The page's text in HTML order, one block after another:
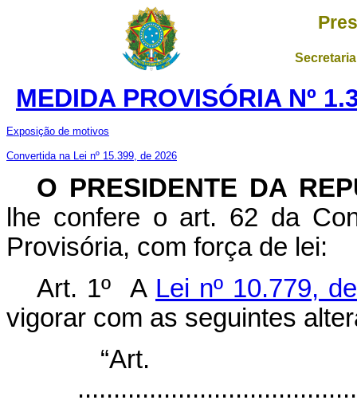
MEDIDA PROVISÓRIA Nº
Exposição de motivos
Convertida na Lei nº 15.399, de 2026
O PRESIDENTE DA
lhe confere o art. 62 da
Provisória, com força de lei:
Art. 1º A Lei nº 10.779,
vigorar com as seguintes